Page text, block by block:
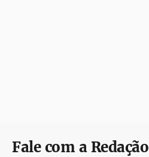
Fale com a Redação